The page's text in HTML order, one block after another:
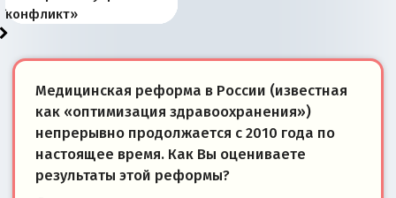
суверенной экономике
Анкориджа
внутренней политике
отношениям с Россией?
Южной Осетии
измерение
конфликт»
Медицинская реформа в России (известная
как «оптимизация здравоохранения»)
непрерывно продолжается с 2010 года по
настоящее время. Как Вы оцениваете
результаты этой реформы?